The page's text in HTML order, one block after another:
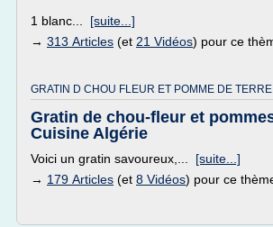
1 blanc... [suite...]
→ 313 Articles (et 21 Vidéos) pour ce
GRATIN D CHOU FLEUR ET POMME DE
Gratin de chou-fleur et pommes
Cuisine Algérie
Voici un gratin savoureux,... [suite...]
→ 179 Articles (et 8 Vidéos) pour ce